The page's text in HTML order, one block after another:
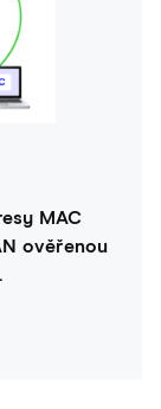
MAC
ověřenou